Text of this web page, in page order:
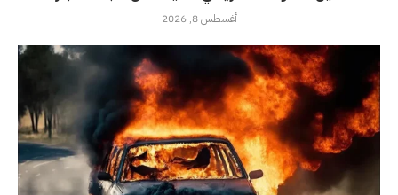
أغسطس 8, 2026